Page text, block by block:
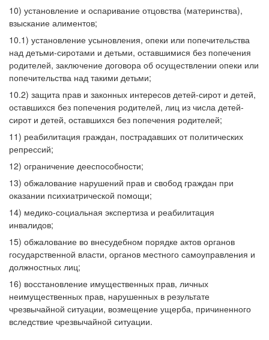
10) установление и оспаривание отцовства (материнства),
взыскание алиментов;
10.1) установление усыновления, опеки или попечительства
над детьми-сиротами и детьми, оставшимися без попечения
родителей, заключение договора об осуществлении опеки или
попечительства над такими детьми;
10.2) защита прав и законных интересов детей-сирот и детей,
оставшихся без попечения родителей, лиц из числа детей-
сирот и детей, оставшихся без попечения родителей;
11) реабилитация граждан, пострадавших от политических
репрессий;
12) ограничение дееспособности;
13) обжалование нарушений прав и свобод граждан при
оказании психиатрической помощи;
14) медико-социальная экспертиза и реабилитация
инвалидов;
15) обжалование во внесудебном порядке актов органов
государственной власти, органов местного самоуправления и
должностных лиц;
16) восстановление имущественных прав, личных
неимущественных прав, нарушенных в результате
чрезвычайной ситуации, возмещение ущерба, причиненного
вследствие чрезвычайной ситуации.